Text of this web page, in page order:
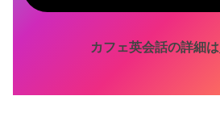
カフェ英会話の詳細は